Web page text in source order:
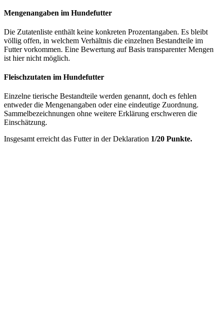
Mengenangaben im Hundefutter
Die Zutatenliste enthält keine konkreten Prozentangaben. Es bleibt
völlig offen, in welchem Verhältnis die einzelnen Bestandteile im
Futter vorkommen. Eine Bewertung auf Basis transparenter Mengen
ist hier nicht möglich.
Fleischzutaten im Hundefutter
Einzelne tierische Bestandteile werden genannt, doch es fehlen
entweder die Mengenangaben oder eine eindeutige Zuordnung.
Sammelbezeichnungen ohne weitere Erklärung erschweren die
Einschätzung.
Insgesamt erreicht das Futter in der Deklaration 1/20 Punkte.